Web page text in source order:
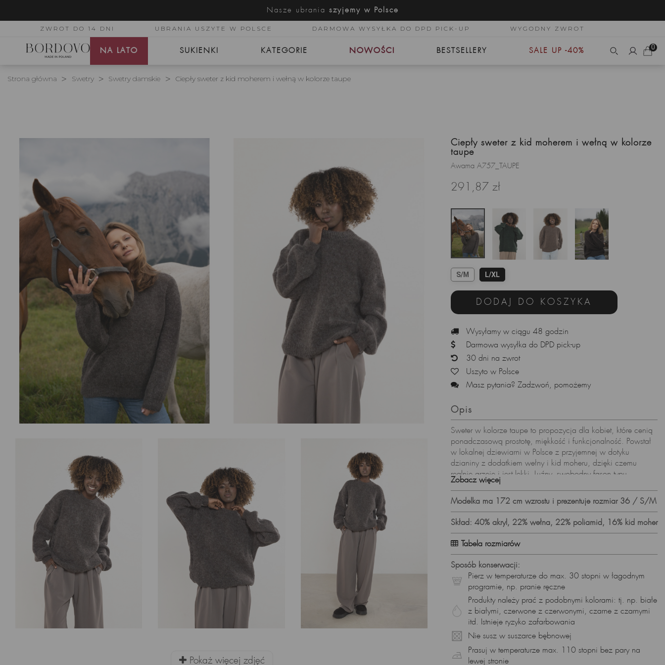
Nasze ubrania szyjemy w Polsce
ZWROT DO 14 DNI UBRANIA USZYTE W POLSCE DARMOWA WYSYŁKA DO DPD PICK-UP WYGODNY ZWROT
NA LATO SUKIENKI KATEGORIE NOWOŚCI BESTSELLERY SALE UP -40% 0
Strona główna Swetry Swetry damskie Ciepły sweter z kid moherem i wełną w kolorze taupe
Pokaż więcej zdjęć
Ciepły sweter z kid moherem i wełną w kolorze
taupe
Awama A757_TAUPE
291,87 zł
S/M L/XL
DODAJ DO KOSZYKA
Wysyłamy w ciągu 48 godzin
Darmowa wysyłka do DPD pick-up
30 dni na zwrot
Uszyto w Polsce
Masz pytania? Zadzwoń, pomożemy
Opis
Sweter w kolorze taupe to propozycja dla kobiet, które cenią
ponadczasową prostotę, miękkość i funkcjonalność. Powstał
w lokalnej dziewiarni w Polsce z przyjemnej w dotyku
dzianiny z dodatkiem wełny i kid moheru, dzięki czemu
realnie grzeje i jest lekki. Luźny, swobodny fason typu
oversize, okrągły dekolt „pod szyję” oraz prążkowane
ściągacze na dole i przy mankietach sprawiają, że to model
idealny do codziennych stylizacji – od dżinsów i kozaków po
płaszcz czy pikowaną kamizelkę.
Dlaczego warto wybrać sweter taupe z kid moherem i wełną?
Ciepła dzianina z wełną i kid moherem – naturalne włókna
grzeją i oddychają, a puszysty moher dodaje lekkości i
miękkości.
Luźny krój (oversize) – swoboda ruchu, łatwe warstwowanie
na T-shirt czy koszulę.
Okrągły dekolt – klasyczny, „basicowy” wygląd, świetny pod
płaszcz lub marynarkę.
Prążkowane ściągacze – trzymają fason, zwiększają trwałość
i ładnie domykają stylizację.
Kolor taupe (szaro-brązowy melanż) – neutralny i ultra-
uniwersalny; łatwo łączy się z czernią, beżem, jeansem i
Zobacz więcej
Modelka ma 172 cm wzrostu i prezentuje rozmiar 36 / S/M
Skład: 40% akryl, 22% wełna, 22% poliamid, 16% kid moher
Tabela rozmiarów
Sposób konserwacji:
Pierz w temperaturze do max. 30 stopni w łagodnym
programie, np. pranie ręczne
Produkty należy prać z podobnymi kolorami: tj. np. białe
z białymi, czerwone z czerwonymi, czarne z czarnymi
itd. Istnieje ryzyko zafarbowania
Nie susz w suszarce bębnowej
Prasuj w temperaturze max. 110 stopni bez pary na
lewej stronie